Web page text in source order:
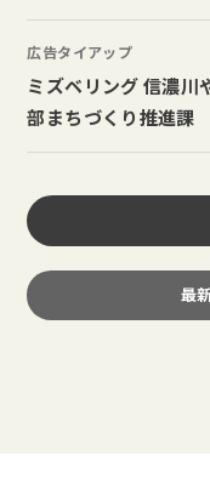
広告タイアップ
ミズベリング 信濃川
部まちづくり推進課
最